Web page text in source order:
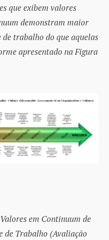
que exibem valores
demonstram maior
trabalho do que aquelas
apresentado na Figura
em Continuum de
de Trabalho (Avaliação